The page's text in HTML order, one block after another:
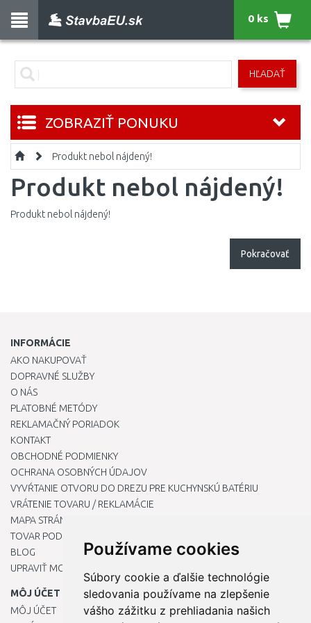
Používame cookies
Súbory cookie a ďalšie technológie
sledovania používame na zlepšenie
vášho zážitku z prehliadania našich
HĽADAŤ
0 ks
ZOBRAZIŤ PONUKU
Produkt nebol nájdený!
Produkt nebol nájdený!
Produkt nebol nájdený!
Pokračovať
INFORMÁCIE
AKO NAKUPOVAŤ
DOPRAVNÉ SLUŽBY
O NÁS
PLATOBNÉ METÓDY
REKLAMAČNÝ PORIADOK
KONTAKT
OBCHODNÉ PODMIENKY
OCHRANA OSOBNÝCH ÚDAJOV
VYVŔTANIE OTVORU DO DREZU PRE KUCHYNSKÚ BATÉRIU
VRÁTENIE TOVARU / REKLAMÁCIE
MAPA STRÁNOK
TOVAR PODĽA ZNAČIEK
BLOG
UPRAVIŤ MOJE PREDVOĽBY COOKIES
MÔJ ÚČET
MÔJ ÚČET